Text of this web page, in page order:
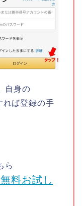
自身の
れば登録の手
ら
料お試し